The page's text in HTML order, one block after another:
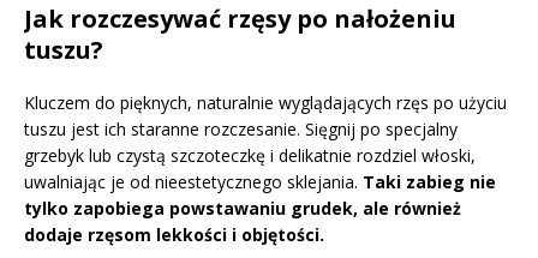
Jak rozczesywać rzęsy po nałożeniu
tuszu?
Kluczem do pięknych, naturalnie wyglądających rzęs po użyciu
tuszu jest ich staranne rozczesanie. Sięgnij po specjalny
grzebyk lub czystą szczoteczkę i delikatnie rozdziel włoski,
uwalniając je od nieestetycznego sklejania. Taki zabieg nie
tylko zapobiega powstawaniu grudek, ale również
dodaje rzęsom lekkości i objętości.